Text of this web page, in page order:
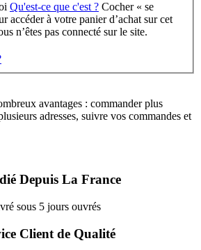
Qu'est-ce que c'est ? Cocher « se
accéder à votre panier d’achat sur cet
n’êtes pas connecté sur le site.
avantages : commander plus
adresses, suivre vos commandes et
Depuis La France
sous 5 jours ouvrés
Client de Qualité